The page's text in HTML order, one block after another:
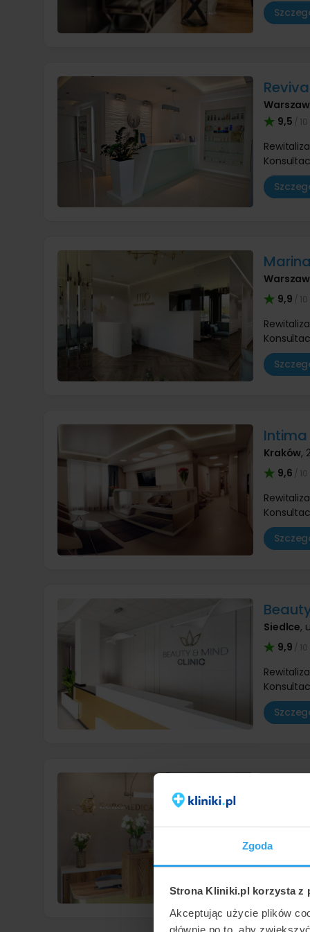
Zgoda
Strona Kliniki.pl korzysta z
Akceptując użycie plików
głównie po to, aby
9,5 / 10
9,9 / 10
Intima
Kraków,
9,6 / 10
Siedlce,
9,9 / 10